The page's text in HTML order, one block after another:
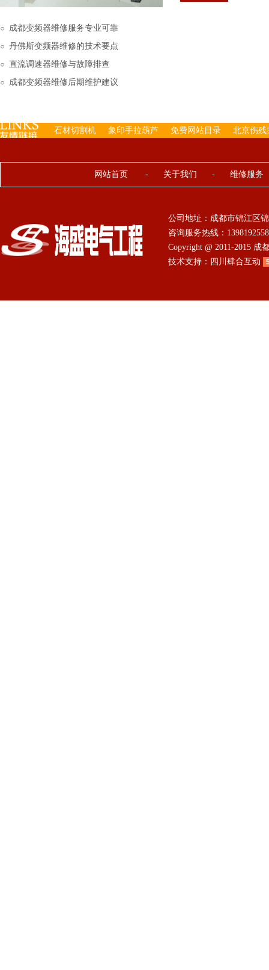
下来的，机内已经存有
成都变频器维修服务专业可靠
丹佛斯变频器维修的技术要点
直流调速器维修与故障排查
成都变频器维修后期维护建议
石材切割机 象印手拉葫芦 免费网站目录 北京伤残
网站首页 - 关于我们 - 维修服务
公司地址：成都市锦江区
咨询服务热线：
Copyright @ 2011-2015
技术支持： 四川肆合互动